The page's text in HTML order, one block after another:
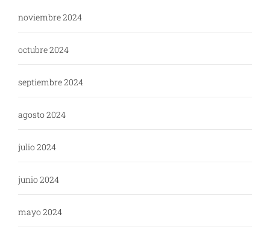
noviembre 2024
octubre 2024
septiembre 2024
agosto 2024
julio 2024
junio 2024
mayo 2024